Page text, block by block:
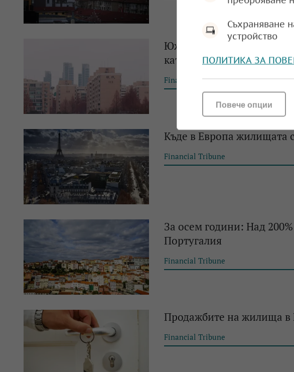
Южна Корея затяга
като бумът на чиповете
Financial Tribune
Къде в Европа жилищата
Financial Tribune
За осем години: Над
Португалия
Financial Tribune
Продажбите на жилища в
Financial Tribune
Съхраняване
устройство
ПОЛИТИКА ЗА
Повече опции